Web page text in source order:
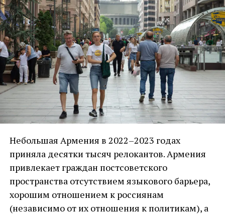
Небольшая Армения в 2022–2023 годах
приняла десятки тысяч релокантов. Армения
привлекает граждан постсоветского
пространства отсутствием языкового барьера,
хорошим отношением к россиянам
(независимо от их отношения к политикам), а